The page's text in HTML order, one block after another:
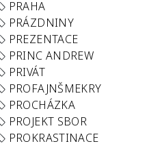
PRAHA
PRÁZDNINY
PREZENTACE
PRINC ANDREW
PRIVÁT
PROFAJNŠMEKRY
PROCHÁZKA
PROJEKT SBOR
PROKRASTINACE